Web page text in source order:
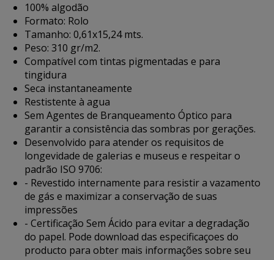
100% algodão
Formato: Rolo
Tamanho: 0,61x15,24 mts.
Peso: 310 gr/m2.
Compatível com tintas pigmentadas e para
tingidura
Seca instantaneamente
Restistente à agua
Sem Agentes de Branqueamento Óptico para
garantir a consistência das sombras por gerações.
Desenvolvido para atender os requisitos de
longevidade de galerias e museus e respeitar o
padrão ISO 9706:
- Revestido internamente para resistir a vazamento
de gás e maximizar a conservação de suas
impressões
- Certificação Sem Ácido para evitar a degradação
do papel. Pode download das especificaçoes do
producto para obter mais informações sobre seu